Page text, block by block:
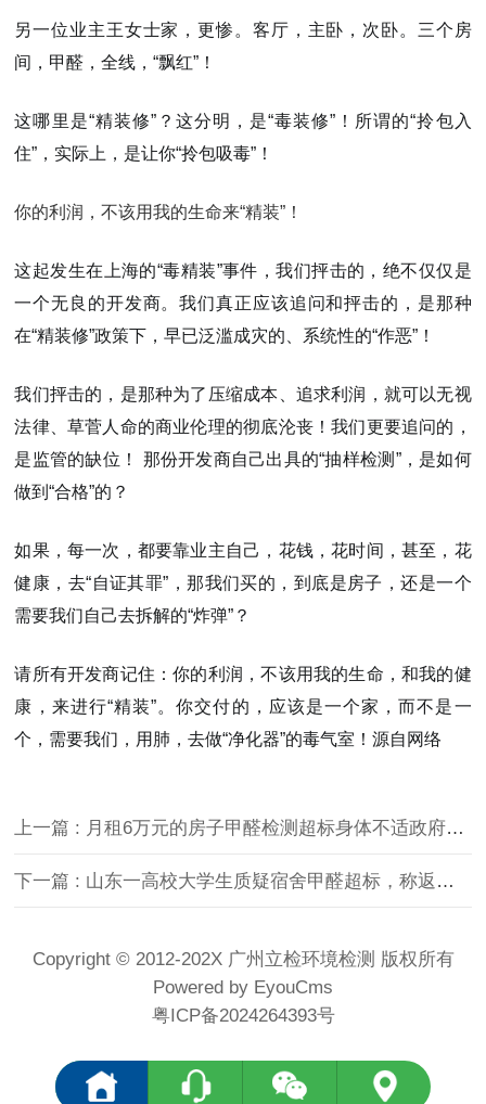
另一位业主王女士家，更惨。客厅，主卧，次卧。三个房
间，甲醛，全线，“飘红”！
这哪里是“精装修”？这分明，是“毒装修”！所谓的“拎包入
住”，实际上，是让你“拎包吸毒”！
你的利润，不该用我的生命来“精装”！
这起发生在上海的“毒精装”事件，我们抨击的，绝不仅仅是
一个无良的开发商。我们真正应该追问和抨击的，是那种
在“精装修”政策下，早已泛滥成灾的、系统性的“作恶”！
我们抨击的，是那种为了压缩成本、追求利润，就可以无视
法律、草菅人命的商业伦理的彻底沦丧！我们更要追问的，
是监管的缺位！
那份开发商自己出具的“抽样检测”，是如何
做到“合格”的？
如果，每一次，都要靠业主自己，花钱，花时间，甚至，花
健康，去“自证其罪”，那我们买的，到底是房子，还是一个
需要我们自己去拆解的“炸弹”？
请所有开发商记住：你的利润，不该用我的生命，和我的健
康，来进行“精装”。你交付的，应该是一个家，而不是一
个，需要我们，用肺，去做“净化器”的毒气室！源自网络
上一篇 : 月租6万元的房子甲醛检测超标身体不适政府部门出面处理
下一篇 : 山东一高校大学生质疑宿舍甲醛超标，称返校当天头晕难受！
Copyright © 2012-202X 广州立检环境检测 版权所有
Powered by EyouCms
粤ICP备2024264393号